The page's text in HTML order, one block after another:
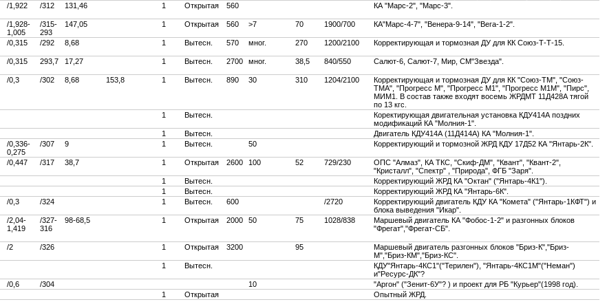
/1,922 /312 131,46 1 Открытая 560 КА "Марс-2", "Марс-3".
/1,928-
1,005
/315-
293
147,05 1 Открытая 560 >7 70 1900/700 КА"Марс-4-7", "Венера-9-14", "Вега-1-2".
/0,315 /292 8,68 1 Вытесн. 570 мног. 270 1200/2100 Корректирующая и тормозная ДУ для КК Союз-Т-Т-15.
/0,315 293,7 17,27 1 Вытесн. 2700 мног. 38,5 840/550 Салют-6, Салют-7, Мир, СМ"Звезда".
/0,3 /302 8,68 153,8 1 Вытесн. 890 30 310 1204/2100
Корректирующая и тормозная ДУ для КК "Союз-ТМ", "Союз-
ТМА", "Прогресс М", "Прогресс М1", "Прогресс М1М", "Пирс",
МИМ1. В состав также входят восемь ЖРДМТ 11Д428А тягой
по 13 кгс.
1 Вытесн.
Коректирующая двигательная установка КДУ414А поздних
модификаций КА "Молния-1".
1 Вытесн.
Двигатель КДУ414А (11Д414А) КА "Молния-1".
/0,336-
0,275
/307 9 1 Вытесн. 50 Корректирующий и тормозной ЖРД КДУ 17Д52 КА "Янтарь-2К".
/0,447 /317 38,7 1 Открытая 2600 100 52 729/230
ОПС "Алмаз", КА ТКС, "Скиф-ДМ", "Квант", "Квант-2",
"Кристалл", "Спектр" , "Природа", ФГБ "Заря".
1 Вытесн.
Корректирующий ЖРД КА "Октан" ("Янтарь-4К1").
1 Вытесн.
Корректирующий ЖРД КА "Янтарь-6К".
/0,3 /324 1 Вытесн. 600 /2720
Корректирующий двигатель КДУ КА "Комета" ("Янтарь-1КФТ") и
блока выведения "Икар".
/2,04-
1,419
/327-
316
98-68,5 1 Открытая 2000 50 75 1028/838
Маршевый двигатель КА "Фобос-1-2" и разгонных блоков
"Фрегат","Фрегат-СБ".
/2 /326 1 Открытая 3200 95
Маршевый двигатель разгонных блоков "Бриз-К","Бриз-
М","Бриз-КМ","Бриз-КС".
1 Вытесн.
КДУ"Янтарь-4КС1"("Терилен"), "Янтарь-4КС1М"("Неман")
и"Ресурс-ДК"?
/0,6 /304 10
"Аргон" ("Зенит-6У"? ) и проект для РБ "Курьер"(1998 год).
1 Открытая
Опытный ЖРД.